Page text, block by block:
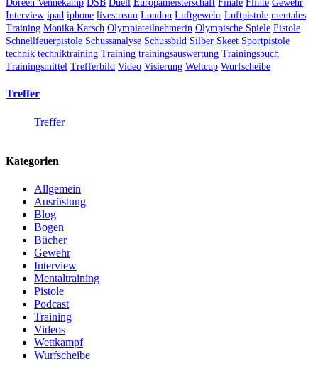
Doreen Vennekamp DSB Duell Europameisterschaft Finale Flinte Gewehr
Interview ipad iphone livestream London Luftgewehr Luftpistole mentales
Training Monika Karsch Olympiateilnehmerin Olympische Spiele Pistole
Schnellfeuerpistole Schussanalyse Schussbild Silber Skeet Sportpistole
technik techniktraining Training trainingsauswertung Trainingsbuch
Trainingsmittel Trefferbild Video Visierung Weltcup Wurfscheibe
Treffer
Treffer
Kategorien
Allgemein
Ausrüstung
Blog
Bogen
Bücher
Gewehr
Interview
Mentaltraining
Pistole
Podcast
Training
Videos
Wettkampf
Wurfscheibe